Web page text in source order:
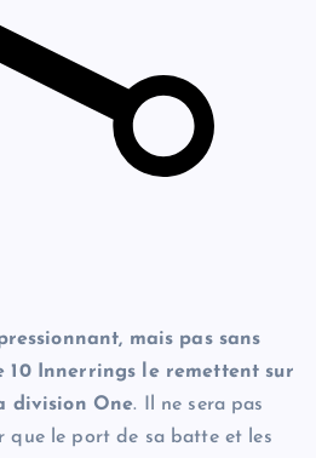
mais pas sans
10 Innerrings le remettent sur
division One. Il ne sera pas
que le port de sa batte et les